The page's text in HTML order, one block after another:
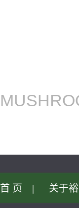
首页 | 关于